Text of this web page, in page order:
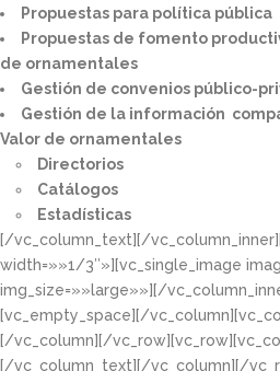
Propuestas para política pública​
Propuestas de fomento
de ornamentales​
Gestión de convenios público-
Gestión de la información
Valor de ornamentales​
Directorios​
Catálogos​
Estadísticas
[/vc_column_text][/
width=»»1/3″»][vc_single_image
img_size=»»large»»][/
[vc_empty_space][/
[/vc_column][/
[/vc_column_text][/vc_column][/